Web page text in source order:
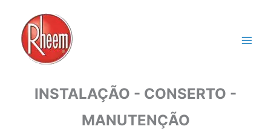
conteúdo
INSTALAÇÃO - CONSERTO -
MANUTENÇÃO